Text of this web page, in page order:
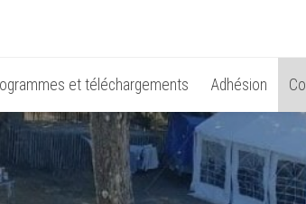
et téléchargements Adhésion